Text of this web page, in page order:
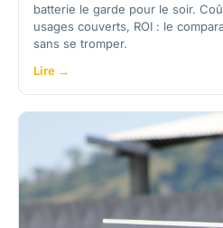
batterie le garde pour le soir.
usages couverts, ROI : le
sans se tromper.
Lire →